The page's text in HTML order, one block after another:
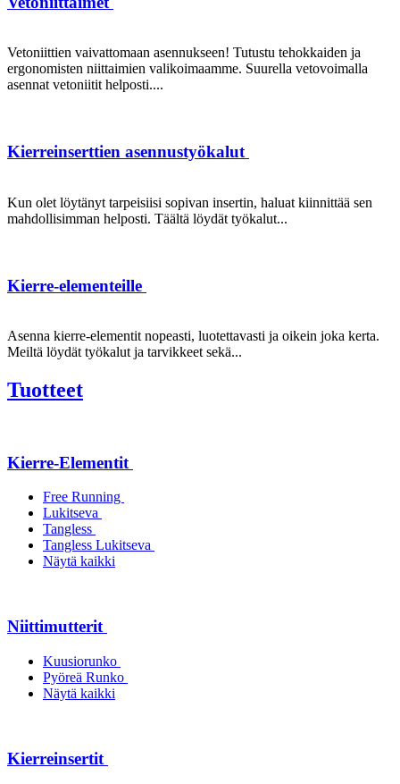
Vetoniittien vaivattomaan asennukseen! Tutustu tehokkaiden ja
ergonomisten niittaimien valikoimaamme. Suurella vetovoimalla
asennat vetoniitit helposti....
Kierreinserttien asennustyökalut
Kun olet löytänyt tarpeisiisi sopivan insertin, haluat kiinnittää sen
mahdollisimman helposti. Täältä löydät työkalut...
Kierre-elementeille
Asenna kierre-elementit nopeasti, luotettavasti ja oikein joka kerta.
Meiltä löydät työkalut ja tarvikkeet sekä...
Tuotteet
Kierre-Elementit
Free Running
Lukitseva
Tangless
Tangless Lukitseva
Näytä kaikki
Niittimutterit
Kuusiorunko
Pyöreä Runko
Näytä kaikki
Kierreinsertit